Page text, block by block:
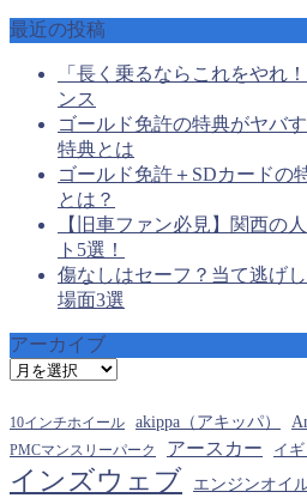
最近の投稿
「長く乗るならこれをやれ
ンス
ゴールド免許の特典がヤバ
特典とは
ゴールド免許＋SDカードの
とは？
【旧車ファン必見】関西の
ト5選！
傷なしはセーフ？当て逃げ
場面3選
アーカイブ
ア
カ
イ
ブ
10インチホイール akippa（アキッパ）
PMCマンスリーパーク アースカー イ
インズウェブ エンジンオイ